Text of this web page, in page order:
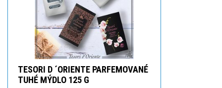
TESORI D ´ORIENTE PARFEMOVANÉ
TUHÉ MÝDLO 125 G